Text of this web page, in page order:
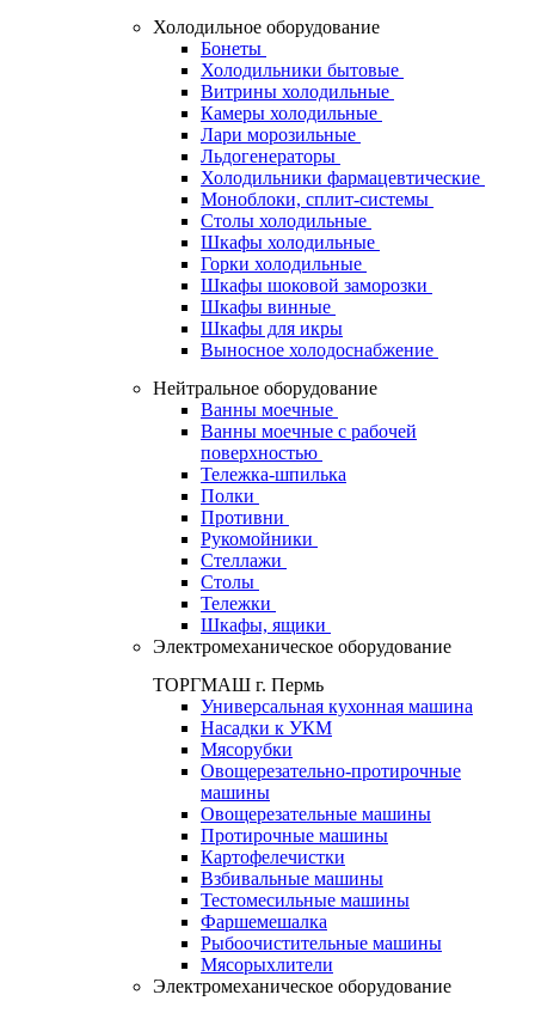
Холодильное оборудование
Бонеты
Холодильники бытовые
Витрины холодильные
Камеры холодильные
Лари морозильные
Льдогенераторы
Холодильники фармацевтические
Моноблоки, сплит-системы
Столы холодильные
Шкафы холодильные
Горки холодильные
Шкафы шоковой заморозки
Шкафы винные
Шкафы для икры
Выносное холодоснабжение
Нейтральное оборудование
Ванны моечные
Ванны моечные с рабочей
поверхностью
Тележка-шпилька
Полки
Противни
Рукомойники
Стеллажи
Столы
Тележки
Шкафы, ящики
Электромеханическое оборудование
ТОРГМАШ г. Пермь
Универсальная кухонная машина
Насадки к УКМ
Мясорубки
Овощерезательно-протирочные
машины
Овощерезательные машины
Протирочные машины
Картофелечистки
Взбивальные машины
Тестомесильные машины
Фаршемешалка
Рыбоочистительные машины
Мясорыхлители
Электромеханическое оборудование